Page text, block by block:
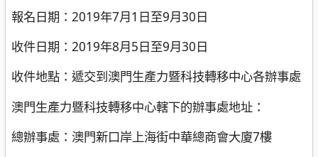
報名日期：2019年7月1日至9月30日
收件日期：2019年8月5日至9月30日
收件地點：遞交到澳門生產力暨科技轉移中心各辦事處
澳門生產力暨科技轉移中心轄下的辦事處地址：
總辦事處：澳門新口岸上海街中華總商會大廈7樓